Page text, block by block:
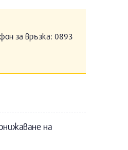
за връзка: 0893
на